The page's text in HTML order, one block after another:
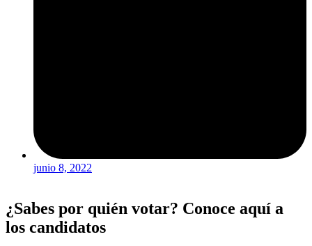
junio 8, 2022
¿Sabes por quién votar? Conoce aquí a
los candidatos